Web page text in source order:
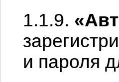
1.1.9.
и пароля